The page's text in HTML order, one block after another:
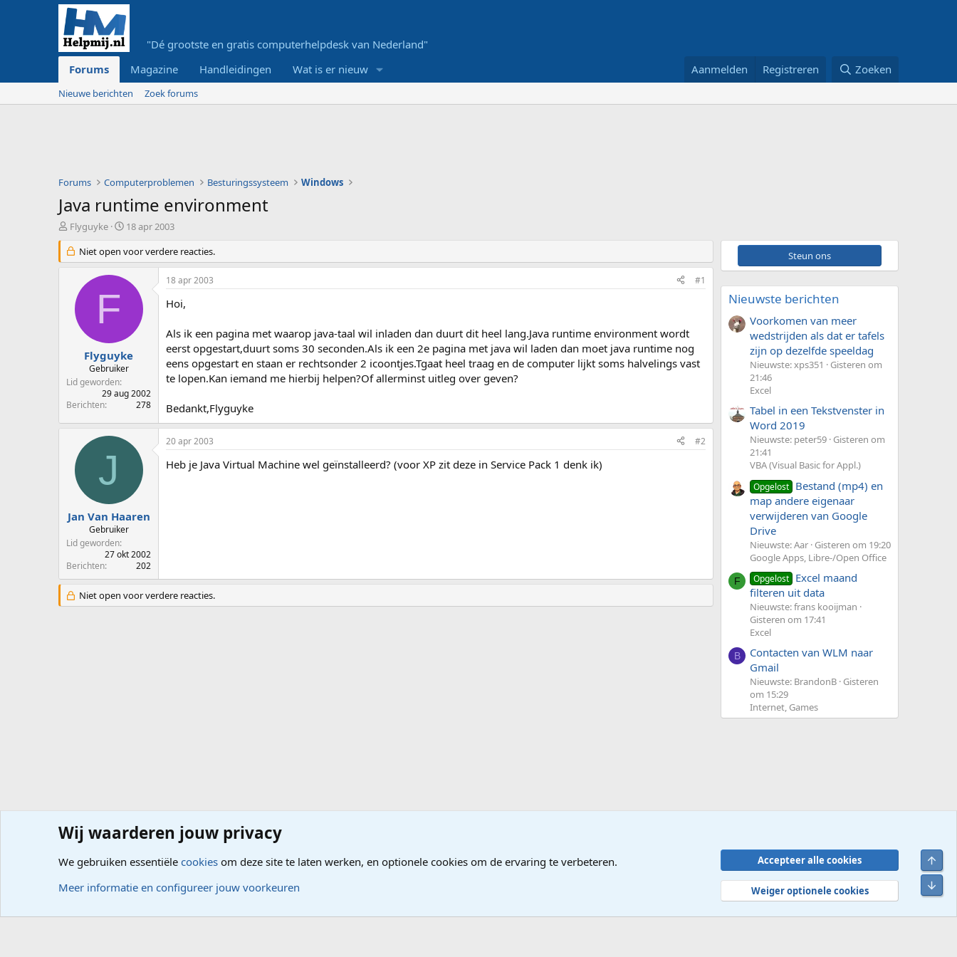
"Dé grootste en gratis computerhelpdesk van Nederland"
Forums
Magazine Handleidingen Wat is er nieuw Aanmelden Registreren Zoeken
Nieuwe berichten Zoek forums
Forums Computerproblemen Besturingssysteem Windows
Java runtime environment
O
d
e
r
e
Flyguyke
S
a
r
t
m
18 apr 2003
Niet open voor verdere reacties.
F
Flyguyke
Gebruiker
Lid geworden
29 aug 2002
Berichten
278
18 apr 2003 #1
Hoi,
Als ik een pagina met waarop java-taal wil inladen dan duurt dit heel lang.Java runtime environment wordt
eerst opgestart,duurt soms 30 seconden.Als ik een 2e pagina met java wil laden dan moet java runtime nog
eens opgestart en staan er rechtsonder 2 icoontjes.Tgaat heel traag en de computer lijkt soms halvelings vast
te lopen.Kan iemand me hierbij helpen?Of allerminst uitleg over geven?
Bedankt,Flyguyke
J
Jan Van Haaren
Gebruiker
Lid geworden
27 okt 2002
Berichten
202
20 apr 2003 #2
Heb je Java Virtual Machine wel geïnstalleerd? (voor XP zit deze in Service Pack 1 denk ik)
Niet open voor verdere reacties.
Steun ons
Nieuwste berichten
Voorkomen van meer
wedstrijden als dat er tafels
zijn op dezelfde speeldag
Nieuwste: xps351
Gisteren om
21:46
Excel
Tabel in een Tekstvenster in
Word 2019
Nieuwste: peter59 Gisteren om
21:41
VBA (Visual Basic for Appl.)
Opgelost Bestand (mp4) en
map andere eigenaar
verwijderen van Google
Drive
Nieuwste: Aar Gisteren om 19:20
Google Apps, Libre-/Open Office
F Opgelost Excel maand
filteren uit data
Nieuwste: frans kooijman
Gisteren om 17:41
Excel
B
Contacten van WLM naar
Gmail
Nieuwste: BrandonB Gisteren
om 15:29
Internet, Games
Forums Computerproblemen Besturingssysteem
Voorwaarden en regels Privacybeleid Help
R
S
Wij waarderen jouw privacy
We gebruiken essentiële cookies om deze site te laten werken, en optionele cookies om de ervaring te verbeteren.
Meer informatie en configureer jouw voorkeuren
Accepteer alle cookies
Weiger optionele cookies